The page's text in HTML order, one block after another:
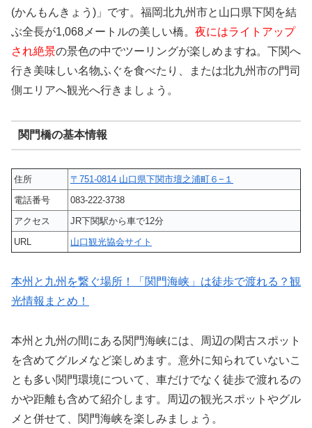
(かんもんきょう)」です。福岡北九州市と山口県下関を結
ぶ全長が1,068メートルの美しい橋。 夜にはライトアップ
され絶景の景色の中でツーリングが楽しめますね。下関へ
行き美味しい名物ふぐを食べたり、または北九州市の門司
側エリアへ観光へ行きましょう。
関門橋の基本情報
住所
〒751-0814 山口県下関市壇之浦町６−１
電話番号
083‐222-3738
アクセス
JR下関駅から車で12分
URL
山口観光協会サイト
本州と九州を繋ぐ場所！「関門海峡」は徒歩で渡れる？観
光情報まとめ！
本州と九州の間にある関門海峡には、周辺の閑古スポット
を含めてグルメなど楽しめます。意外に知られていないこ
とも多い関門環境について、車だけでなく徒歩で渡れるの
かや距離も含めて紹介します。周辺の観光スポットやグル
メと併せて、関門海峡を楽しみましょう。